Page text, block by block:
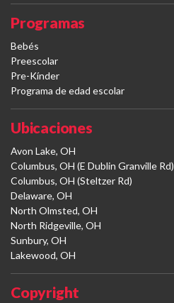
Programas
Bebés
Preescolar
Pre-Kínder
Programa de edad escolar
Ubicaciones
Avon Lake, OH
Columbus, OH (E Dublin Granville Rd)
Columbus, OH (Steltzer Rd)
Delaware, OH
North Olmsted, OH
North Ridgeville, OH
Sunbury, OH
Lakewood, OH
Copyright